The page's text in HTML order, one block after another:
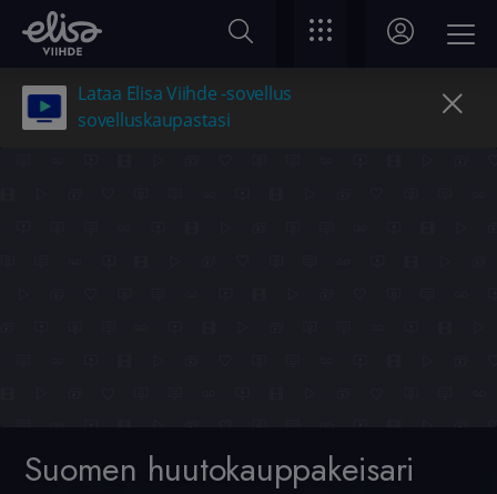
Lataa Elisa Viihde -sovellus
sovelluskaupastasi
Suomen huutokauppakeisari